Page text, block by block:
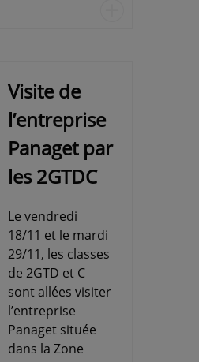
Visite de
l’entreprise
Panaget par
les 2GTDC
Le vendredi
18/11 et le mardi
29/11, les classes
de 2GTD et C
sont allées visiter
l’entreprise
Panaget située
dans la Zone